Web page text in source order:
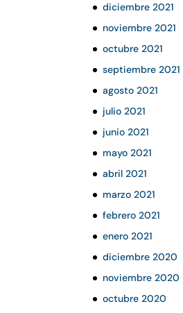
diciembre 2021
noviembre 2021
octubre 2021
septiembre 2021
agosto 2021
julio 2021
junio 2021
mayo 2021
abril 2021
marzo 2021
febrero 2021
enero 2021
diciembre 2020
noviembre 2020
octubre 2020